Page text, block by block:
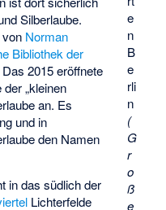
e
n
B
e
rli
n
(
G
r
o
ß
e
Silberlaube.
Norman
Bibliothek der
2015 eröffnete
„kleinen
an. Es
und in
den Namen
in das südlich der
Lichterfelde